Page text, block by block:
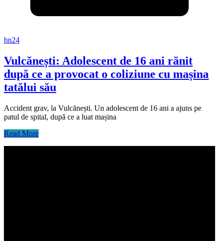
hn24
Vulcănești: Adolescent de 16 ani rănit
după ce a provocat o coliziune cu mașina
tatălui său
Accident grav, la Vulcănești. Un adolescent de 16 ani a ajuns pe
patul de spital, după ce a luat mașina
Read More